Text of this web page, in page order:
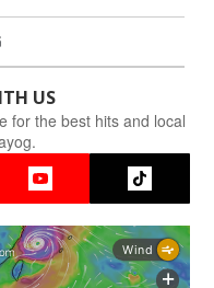
US
for the best hits and local